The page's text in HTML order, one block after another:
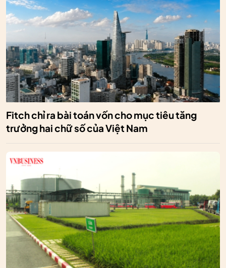
Fitch chỉ ra bài toán vốn cho mục tiêu tăng
trưởng hai chữ số của Việt Nam